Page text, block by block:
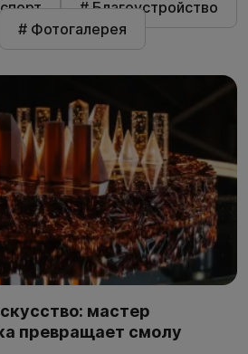
# Благоустройство
# Фотогалерея
мастер
превращает смолу